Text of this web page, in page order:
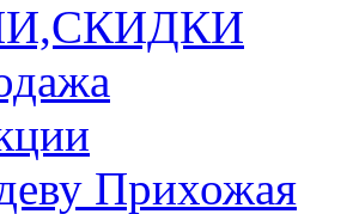
Прихожая